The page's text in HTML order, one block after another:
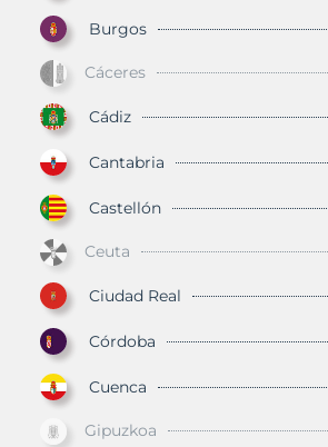
Burgos
Cáceres
Cádiz
Cantabria
Castellón
Ceuta
Ciudad Real
Córdoba
Cuenca
Gipuzkoa